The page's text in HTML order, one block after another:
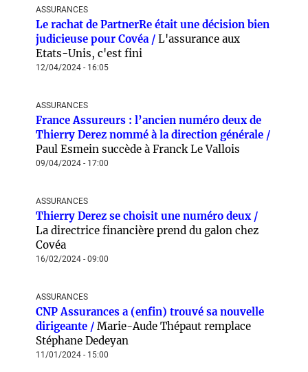
ASSURANCES
Le rachat de PartnerRe était une décision bien
judicieuse pour Covéa / L'assurance aux
Etats-Unis, c'est fini
12/04/2024 - 16:05
ASSURANCES
France Assureurs : l’ancien numéro deux de
Thierry Derez nommé à la direction générale /
Paul Esmein succède à Franck Le Vallois
09/04/2024 - 17:00
ASSURANCES
Thierry Derez se choisit une numéro deux /
La directrice financière prend du galon chez
Covéa
16/02/2024 - 09:00
ASSURANCES
CNP Assurances a (enfin) trouvé sa nouvelle
dirigeante / Marie-Aude Thépaut remplace
Stéphane Dedeyan
11/01/2024 - 15:00